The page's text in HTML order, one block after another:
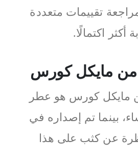
تقييمات متعددة
اكتمالًا.
مايكل كورس
مايكل كورس هو عطر
بينما تم إصداره في
نظرة عن كثب على هذا